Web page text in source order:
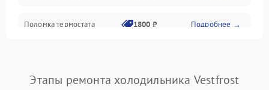
Поломка термостата 1800 ₽ Подробнее →
Поломка системы No Frost 2600 ₽ Подробнее →
Этапы ремонта холодильника Vestfrost